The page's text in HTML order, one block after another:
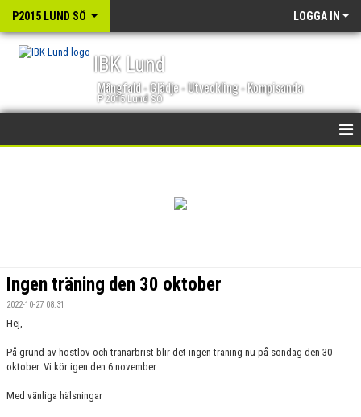
P2015 LUND SÖ LOGGA IN
IBK Lund
Mångfald - Glädje - Utveckling - Kompisanda
P 2015 Lund SÖ
TRUPPEN
DOKUMENT
KONTAKT
Ingen träning den 30 oktober
2022-10-27 08:31
Hej,
På grund av höstlov och tränarbrist blir det ingen träning nu på söndag den 30
oktober. Vi kör igen den 6 november.
Med vänliga hälsningar